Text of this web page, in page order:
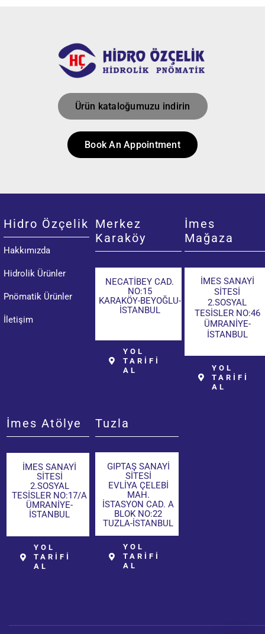
Ürün kataloğumuzu indirin
Book An Appointment
Hidro Özçelik
Hakkımızda
Hidrolik Ürünler
Pnömatik Ürünler
İletişim
Merkez
Karaköy
NECATİBEY CAD.
NO:15
KARAKÖY-BEYOĞLU-
İSTANBUL
YOL
TARİFİ
AL
İmes
Mağaza
İMES SANAYİ
SİTESİ
2.SOSYAL
TESİSLER NO:46
ÜMRANİYE-
İSTANBUL
YOL
TARİFİ
AL
İmes Atölye
İMES SANAYİ
SİTESİ
2.SOSYAL
TESİSLER NO:17/A
ÜMRANİYE-
İSTANBUL
YOL
TARİFİ
AL
Tuzla
GIPTAŞ SANAYİ
SİTESİ
EVLİYA ÇELEBİ
MAH.
İSTASYON CAD. A
BLOK NO:22
TUZLA-İSTANBUL
YOL
TARİFİ
AL